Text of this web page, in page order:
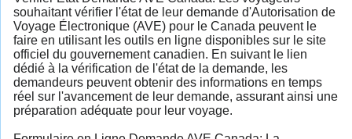
souhaitant vérifier l'état de leur demande d'Autorisation de
Voyage Électronique (AVE) pour le Canada peuvent le
faire en utilisant les outils en ligne disponibles sur le site
officiel du gouvernement canadien. En suivant le lien
dédié à la vérification de l'état de la demande, les
demandeurs peuvent obtenir des informations en temps
réel sur l'avancement de leur demande, assurant ainsi une
préparation adéquate pour leur voyage.